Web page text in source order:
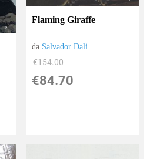
Flaming Giraffe
da Salvador Dali
€154.00
€84.70